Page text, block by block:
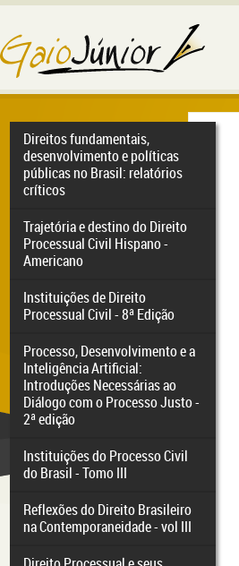
Direitos fundamentais,
desenvolvimento e políticas
públicas no Brasil: relatórios
críticos
Trajetória e destino do Direito
Processual Civil Hispano -
Americano
Instituições de Direito
Processual Civil - 8ª Edição
Processo, Desenvolvimento e a
Inteligência Artificial:
Introduções Necessárias ao
Diálogo com o Processo Justo -
2ª edição
Instituições do Processo Civil
do Brasil - Tomo III
Reflexões do Direito Brasileiro
na Contemporaneidade - vol III